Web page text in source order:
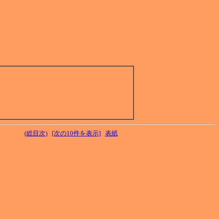
(総目次) [次の10件を表示] 表紙